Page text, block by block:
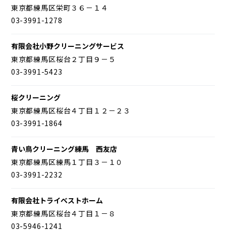
東京都練馬区栄町３６－１４
03-3991-1278
有限会社小野クリーニングサービス
東京都練馬区桜台２丁目９－５
03-3991-5423
桜クリーニング
東京都練馬区桜台４丁目１２－２３
03-3991-1864
青い鳥クリーニング練馬 西友店
東京都練馬区練馬１丁目３－１０
03-3991-2232
有限会社トライベストホーム
東京都練馬区桜台４丁目１－８
03-5946-1241